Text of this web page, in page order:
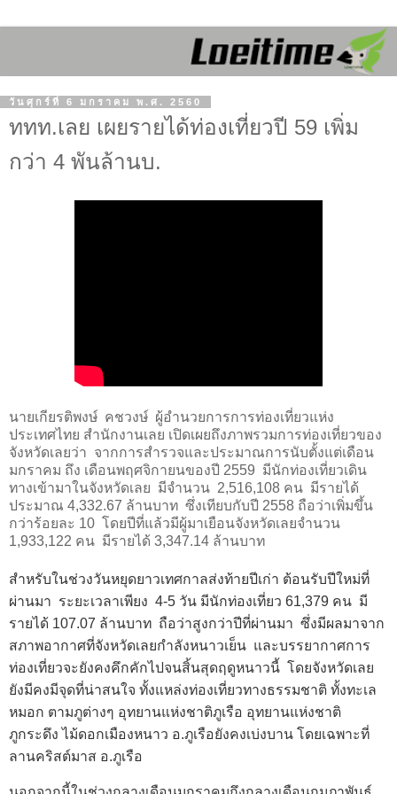
วันศุกร์ที่ 6 มกราคม พ.ศ. 2560
ททท.เลย เผยรายได้ท่องเที่ยวปี 59 เพิ่ม
กว่า 4 พันล้านบ.
นายเกียรติพงษ์ คชวงษ์ ผู้อำนวยการการท่องเที่ยวแห่ง
ประเทศไทย สำนักงานเลย เปิดเผยถึงภาพรวมการท่องเที่ยวของ
จังหวัดเลยว่า จากการสำรวจและประมาณการนับตั้งแต่เดือน
มกราคม ถึง เดือนพฤศจิกายนของปี 2559 มีนักท่องเที่ยวเดิน
ทางเข้ามาในจังหวัดเลย มีจำนวน 2,516,108 คน มีรายได้
ประมาณ 4,332.67 ล้านบาท ซึ่งเทียบกับปี 2558 ถือว่าเพิ่มขึ้น
กว่าร้อยละ 10 โดยปีที่แล้วมีผู้มาเยือนจังหวัดเลยจำนวน
1,933,122 คน มีรายได้ 3,347.14 ล้านบาท
สำหรับในช่วงวันหยุดยาวเทศกาลส่งท้ายปีเก่า ต้อนรับปีใหม่ที่
ผ่านมา ระยะเวลาเพียง 4-5 วัน มีนักท่องเที่ยว 61,379 คน มี
รายได้ 107.07 ล้านบาท ถือว่าสูงกว่าปีที่ผ่านมา ซึ่งมีผลมาจาก
สภาพอากาศที่จังหวัดเลยกำลังหนาวเย็น และบรรยากาศการ
ท่องเที่ยวจะยังคงคึกคักไปจนสิ้นสุดฤดูหนาวนี้ โดยจังหวัดเลย
ยังมีคงมีจุดที่น่าสนใจ ทั้งแหล่งท่องเที่ยวทางธรรมชาติ ทั้งทะเล
หมอก ตามภูต่างๆ อุทยานแห่งชาติภูเรือ อุทยานแห่งชาติ
ภูกระดึง ไม้ดอกเมืองหนาว อ.ภูเรือยังคงเบ่งบาน โดยเฉพาะที่
ลานคริสต์มาส อ.ภูเรือ